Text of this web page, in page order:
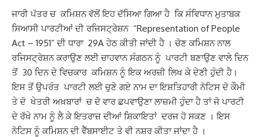
ਜਾਰੀ ਪੱਤਰ ਚ ਕਮਿਸ਼ਨ ਵੱਲੋਂ ਇਹ ਦੱਸਿਆ ਗਿਆ ਹੈ ਕਿ ਸੰਵਿਧਾਨ ਮੁਤਾਬਕ
ਸਿਆਸੀ ਪਾਰਟੀਆਂ ਦੀ ਰਜਿਸਟ੍ਰੇਸ਼ਨ “Representation of People
Act – 1951” ਦੀ ਧਾਰਾ 29A ਹੇਠ ਕੀਤੀ ਜਾਂਦੀ ਹੈ । ਚੋਣ ਕਮਿਸ਼ਨ ਨਾਲ
ਰਜਿਸਟ੍ਰੇਸ਼ਨ ਕਰਾਉਣ ਲਈ ਚਾਹਵਾਨ ਸੰਗਠਨ ਨੂੰ ਪਾਰਟੀ ਬਣਾਉਣ ਵਾਲੇ ਦਿਨ
ਤੋਂ 30 ਦਿਨ ਦੇ ਵਿਚਕਾਰ ਕਮਿਸ਼ਨ ਨੂੰ ਇਕ ਅਰਜ਼ੀ ਲਿਖ ਕੇ ਦੇਣੀ ਹੁੰਦੀ ਹੈ।
ਇਸ ਤੋਂ ਉਪਰੰਤ ਪਾਰਟੀ ਲਈ ਚੁਣੇ ਗਏ ਨਾਮ ਦਾ ਇਸ਼ਤਿਹਾਰੀ ਨੋਟਿਸ ਦੋ ਕੌਮੀ
ਤੇ ਦੋ ਖੇਤਰੀ ਅਖ਼ਬਾਰਾਂ ਚ ਦੋ ਵਾਰ ਛਪਵਾਉਣਾ ਲਾਜ਼ਮੀ ਹੁੰਦਾ ਹੈ ਤਾਂ ਜੋ ਪਾਰਟੀ
ਦੇ ਰੱਖੇ ਨਾਮ ਨੂੰ ਲੈ ਕੇ ਇਤਰਾਜ਼ ਦੀਆਂ ਸ਼ਿਕਾਇਤਾਂ ਦਰਜ ਹੋ ਸਕਣ । ਇਸ
ਨੋਟਿਸ ਨੂੰ ਕਮਿਸ਼ਨ ਦੀ ਵੈੱਬਸਾਈਟ ਤੇ ਵੀ ਨਸ਼ਰ ਕੀਤਾ ਜਾਂਦਾ ਹੈ ।